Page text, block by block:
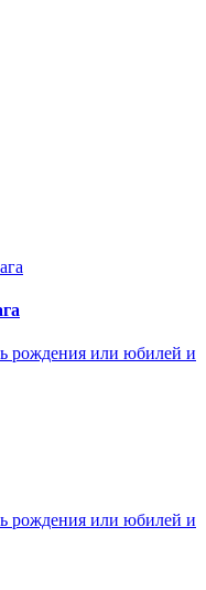
рождения или юбилей и
рождения или юбилей и